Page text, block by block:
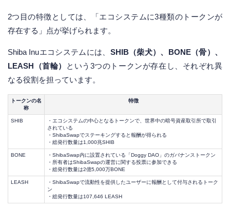
2つ目の特徴としては、「エコシステムに3種類のトークンが
存在する」点が挙げられます。
Shiba Inuエコシステムには、 SHIB（柴犬）、BONE（骨）、
LEASH（首輪）
という3つのトークンが存在し、それぞれ異
なる役割を担っています。
トークンの名
称
特徴
SHIB
・エコシステムの中心となるトークンで、世界中の暗号資産取引所で取引
されている
・ShibaSwapでステーキングすると報酬が得られる
・総発行数量は1,000兆SHIB
BONE
・ShibaSwap内に設置されている「Doggy DAO」のガバナンストークン
・所有者はShibaSwapの運営に関する投票に参加できる
・総発行数量は2億5,000万BONE
LEASH
・ShibaSwapで流動性を提供したユーザーに報酬として付与されるトーク
ン
・総発行数量は107,646 LEASH